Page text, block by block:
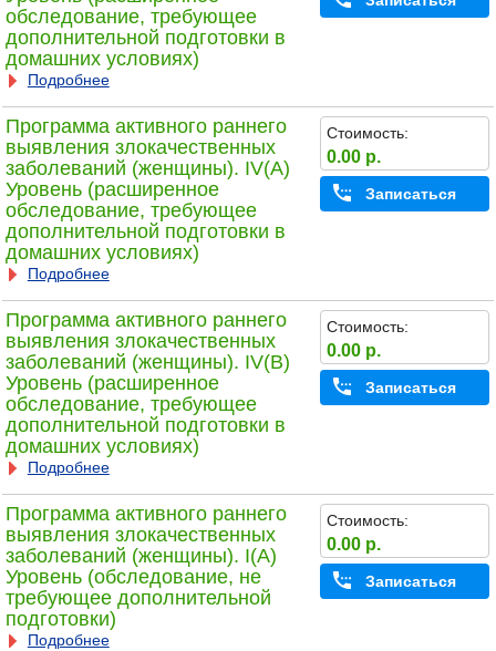
обследование, требующее
дополнительной подготовки в
домашних условиях)
Подробнее
Программа активного раннего
выявления злокачественных
заболеваний (женщины). IV(A)
Уровень (расширенное
обследование, требующее
дополнительной подготовки в
домашних условиях)
Подробнее
Стоимость:
0.00 р.
Записаться
Программа активного раннего
выявления злокачественных
заболеваний (женщины). IV(B)
Уровень (расширенное
обследование, требующее
дополнительной подготовки в
домашних условиях)
Подробнее
Стоимость:
0.00 р.
Записаться
Программа активного раннего
выявления злокачественных
заболеваний (женщины). I(A)
Уровень (обследование, не
требующее дополнительной
подготовки)
Подробнее
Стоимость:
0.00 р.
Записаться